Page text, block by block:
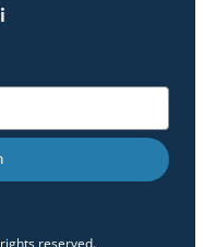
reserved.